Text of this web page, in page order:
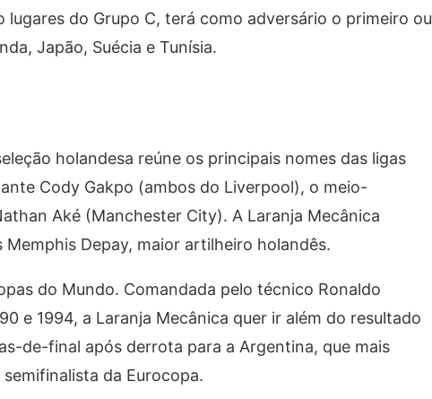
do Grupo C, terá como adversário o primeiro ou
Japão, Suécia e Tunísia.
holandesa reúne os principais nomes das ligas
Cody Gakpo (ambos do Liverpool), o meio-
Aké (Manchester City). A Laranja Mecânica
Depay, maior artilheiro holandês.
do Mundo. Comandada pelo técnico Ronaldo
e 1994, a Laranja Mecânica quer ir além do resultado
de-final após derrota para a Argentina, que mais
da Eurocopa.